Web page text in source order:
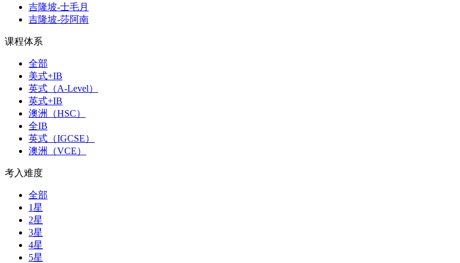
吉隆坡-士毛月
吉隆坡-莎阿南
课程体系
全部
美式+IB
英式（A-Level）
英式+IB
澳洲（HSC）
全IB
英式（IGCSE）
澳洲（VCE）
考入难度
全部
1星
2星
3星
4星
5星